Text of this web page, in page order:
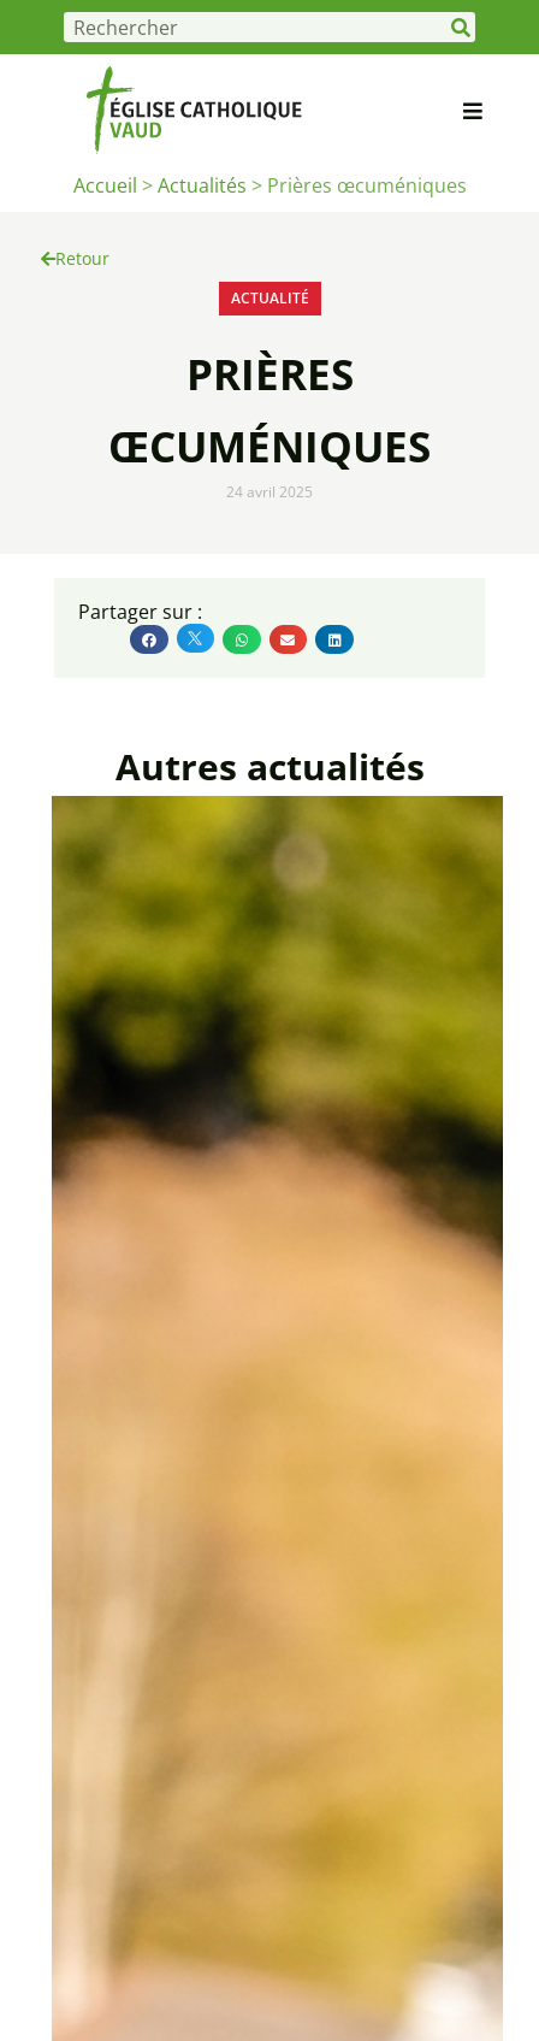
Accueil >Actualités > Prières œcuméniques
Retour
ACTUALITÉ
PRIÈRES
ŒCUMÉNIQUES
24 avril 2025
Partager sur :
Autres actualités